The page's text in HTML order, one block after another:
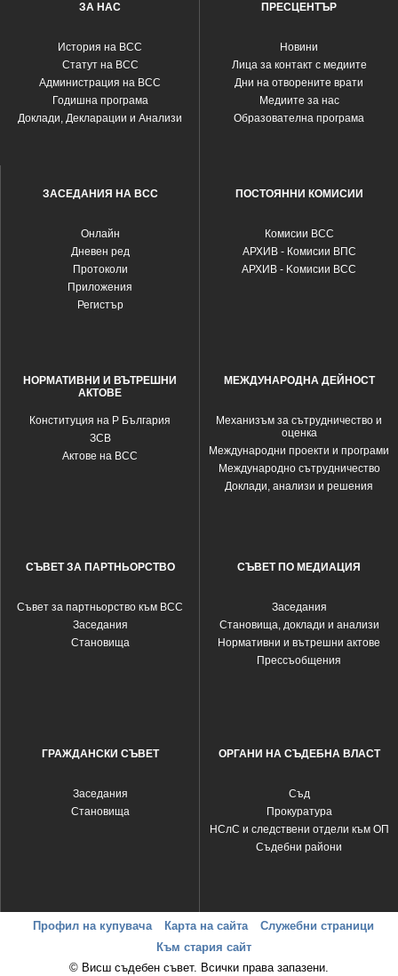
ЗА НАС
История на ВСС
Статут на ВСС
Администрация на ВСС
Годишна програма
Доклади, Декларации и Анализи
ПРЕСЦЕНТЪР
Новини
Лица за контакт с медиите
Дни на отворените врати
Медиите за нас
Образователна програма
ЗАСЕДАНИЯ НА ВСС
Oнлайн
Дневен ред
Протоколи
Приложения
Регистър
ПОСТОЯННИ КОМИСИИ
Комисии ВСС
АРХИВ - Комисии ВПС
АРХИВ - Kомисии ВСС
НОРМАТИВНИ И ВЪТРЕШНИ
АКТОВЕ
Конституция на Р България
ЗСВ
Актове на ВСС
МЕЖДУНАРОДНА ДЕЙНОСТ
Механизъм за сътрудничество и
оценка
Международни проекти и програми
Международно сътрудничество
Доклади, анализи и решения
СЪВЕТ ЗА ПАРТНЬОРСТВО
Съвет за партньорство към ВСС
Заседания
Становища
СЪВЕТ ПО МЕДИАЦИЯ
Заседания
Становища, доклади и анализи
Нормативни и вътрешни актове
Прессъобщения
ГРАЖДАНСКИ СЪВЕТ
Заседания
Становища
ОРГАНИ НА СЪДЕБНА ВЛАСТ
Съд
Прокуратура
НСлС и следствени отдели към ОП
Съдебни райони
Профил на купувача Карта на сайта
Служебни страници
Към стария сайт
© Висш съдебен съвет. Всички права запазени.